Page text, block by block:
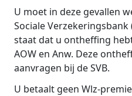
U moet in deze gevallen
Sociale Verzekeringsbank
staat dat u ontheffing
AOW en Anw. Deze
aanvragen bij de SVB.
U betaalt geen Wlz-